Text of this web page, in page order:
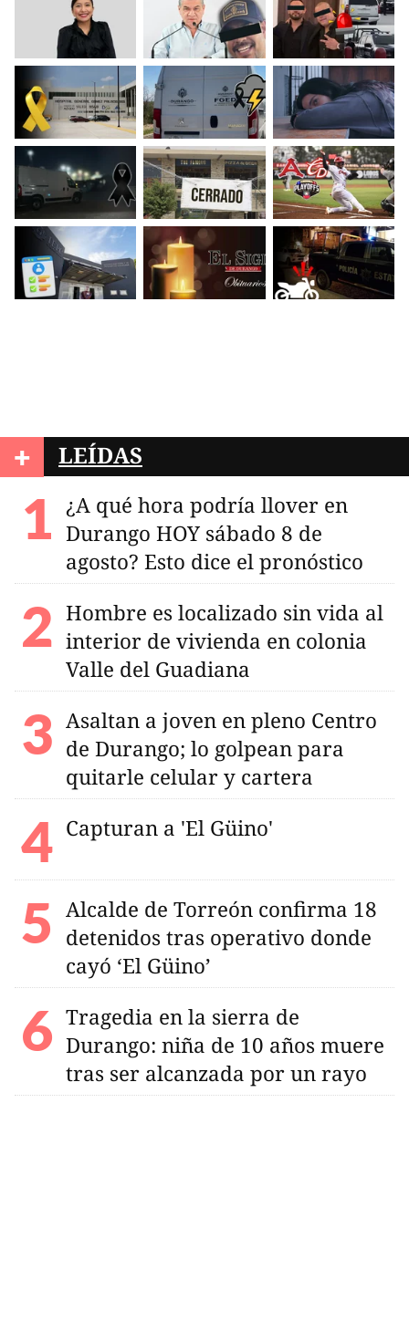
+ LEÍDAS
¿A qué hora podría llover en
Durango HOY sábado 8 de
agosto? Esto dice el pronóstico
Hombre es localizado sin vida al
interior de vivienda en colonia
Valle del Guadiana
Asaltan a joven en pleno Centro
de Durango; lo golpean para
quitarle celular y cartera
Capturan a 'El Güino'
Alcalde de Torreón confirma 18
detenidos tras operativo donde
cayó ‘El Güino’
Tragedia en la sierra de
Durango: niña de 10 años muere
tras ser alcanzada por un rayo